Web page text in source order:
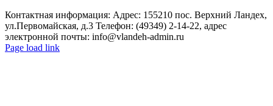
Контактная информация: Адрес: 155210 пос. Верхний Ландех,
ул.Первомайская, д.3 Телефон: (49349) 2-14-22, адрес
электронной почты: info@vlandeh-admin.ru
Page load link